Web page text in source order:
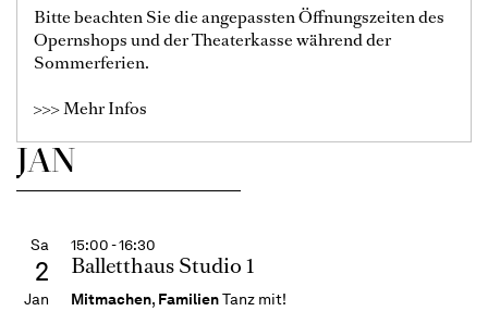
Bitte beachten Sie die angepassten Öffnungszeiten des
Opernshops und der Theaterkasse während der
Sommerferien.
>>> Mehr Infos
Karten
JAN
Sa
2
Jan
15:00 - 16:30
Balletthaus Studio 1
Mitmachen, FamilienTanz mit!